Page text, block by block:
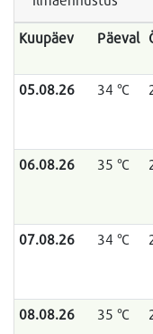
Kuupäev Päeval
05.08.26
34 °C
06.08.26 35 °C
07.08.26 34 °C
08.08.26 35 °C